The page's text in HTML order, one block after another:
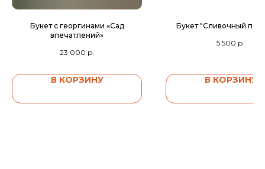
Букет с георгинами «Сад
впечатлений»
23 000 р.
В КОРЗИНУ
Букет "Сливочный
5 500 р.
В КОРЗИНУ